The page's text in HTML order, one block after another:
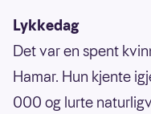
Lykkedag
Det var en spent
Hamar. Hun kjente
000 og lurte